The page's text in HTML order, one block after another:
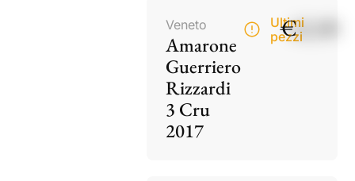
Veneto
Amarone
Guerriero
Rizzardi
3 Cru
2017
Ultimi
pezzi
€42,00